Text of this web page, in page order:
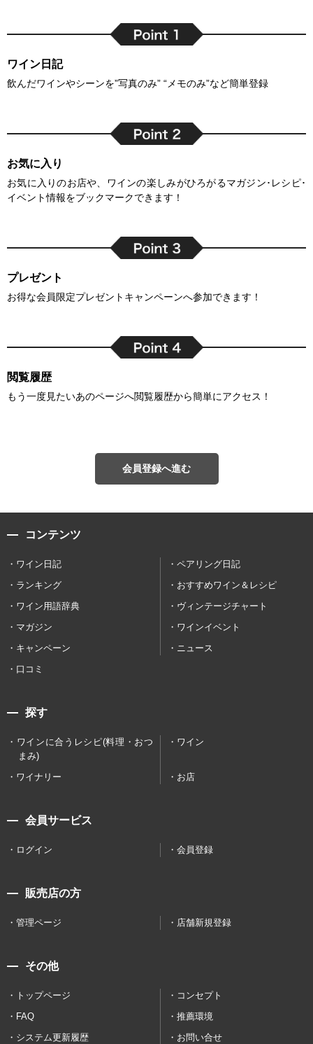
ワイン日記
飲んだワインやシーンを”写真のみ” “メモのみ”など簡単登録
お気に入り
お気に入りのお店や、ワインの楽しみがひろがるマガジン･レシピ･
イベント情報をブックマークできます！
プレゼント
お得な会員限定プレゼントキャンペーンへ参加できます！
閲覧履歴
もう一度見たいあのページへ閲覧履歴から簡単にアクセス！
会員登録へ進む
コンテンツ
ワイン日記
ペアリング日記
ランキング
おすすめワイン＆レシピ
ワイン用語辞典
ヴィンテージチャート
マガジン
ワインイベント
キャンペーン
ニュース
口コミ
探す
ワインに合うレシピ(料理・おつ
まみ)
ワイン
ワイナリー お店
会員サービス
ログイン 会員登録
販売店の方
管理ページ 店舗新規登録
その他
トップページ
コンセプト
FAQ
推薦環境
システム更新履歴
お問い合せ